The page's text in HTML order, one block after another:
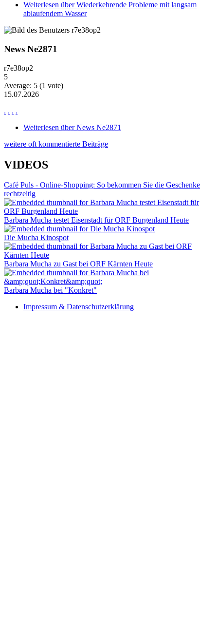
Weiterlesen über Wiederkehrende Probleme mit langsam
ablaufendem Wasser
News Ne2871
r7e38op2
5
Average: 5 (1 vote)
15.07.2026
. . . .
Weiterlesen über News Ne2871
weitere oft kommentierte Beiträge
VIDEOS
Café Puls - Online-Shopping: So bekommen Sie die Geschenke
rechtzeitig
Barbara Mucha testet Eisenstadt für ORF Burgenland Heute
Die Mucha Kinospot
Barbara Mucha zu Gast bei ORF Kärnten Heute
Barbara Mucha bei "Konkret"
Impressum & Datenschutzerklärung